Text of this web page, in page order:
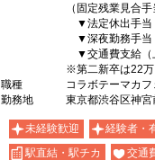
（固定残業見合
▼法定休出手当
▼深夜勤務手当
▼交通費支給（
※第二新卒は22
職種
コラボテーマカ
勤務地
東京都渋谷区神
未経験歓迎 経験者・
駅直結・駅チカ
交通